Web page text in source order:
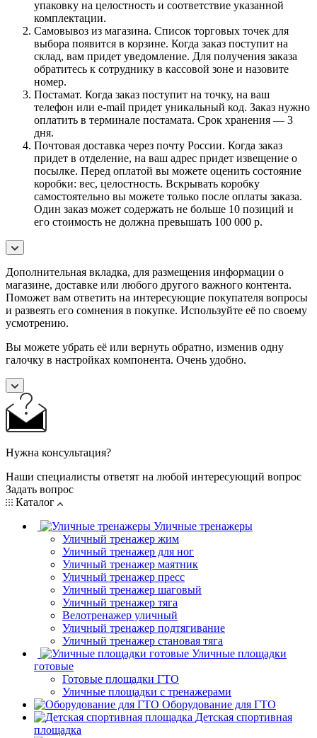
упаковку на целостность и соответствие указанной
комплектации.
Самовывоз из магазина. Список торговых точек для
выбора появится в корзине. Когда заказ поступит на
склад, вам придет уведомление. Для получения заказа
обратитесь к сотруднику в кассовой зоне и назовите
номер.
Постамат. Когда заказ поступит на точку, на ваш
телефон или e-mail придет уникальный код. Заказ нужно
оплатить в терминале постамата. Срок хранения — 3
дня.
Почтовая доставка через почту России. Когда заказ
придет в отделение, на ваш адрес придет извещение о
посылке. Перед оплатой вы можете оценить состояние
коробки: вес, целостность. Вскрывать коробку
самостоятельно вы можете только после оплаты заказа.
Один заказ может содержать не больше 10 позиций и
его стоимость не должна превышать 100 000 р.
Дополнительная вкладка, для размещения информации о
магазине, доставке или любого другого важного контента.
Поможет вам ответить на интересующие покупателя вопросы
и развеять его сомнения в покупке. Используйте её по своему
усмотрению.
Вы можете убрать её или вернуть обратно, изменив одну
галочку в настройках компонента. Очень удобно.
Нужна консультация?
Наши специалисты ответят на любой интересующий вопрос
Задать вопрос
Каталог
Уличные тренажеры
Уличный тренажер жим
Уличный тренажер для ног
Уличный тренажер маятник
Уличный тренажер пресс
Уличный тренажер шаговый
Уличный тренажер тяга
Велотренажер уличный
Уличный тренажер подтягивание
Уличный тренажер становая тяга
Уличные площадки
готовые
Готовые площадки ГТО
Уличные площадки с тренажерами
Оборудование для ГТО
Детская спортивная
площадка